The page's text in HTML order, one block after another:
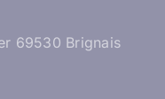
69530 Brignais